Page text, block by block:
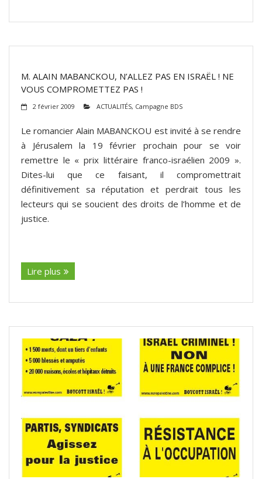
M. ALAIN MABANCKOU, N’ALLEZ PAS EN ISRAËL ! NE
VOUS COMPROMETTEZ PAS !
2 février 2009 ACTUALITÉS, Campagne BDS
Le romancier Alain MABANCKOU est invité à se rendre
à Jérusalem la 19 février prochain pour se voir
remettre le « prix littéraire franco-israélien 2009 ».
Dites-lui que ce faisant, il compromettrait
définitivement sa réputation et perdrait tous les
lecteurs qui se soucient des droits de l’homme et de
justice.
Lire plus